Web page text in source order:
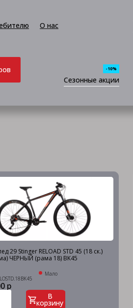
О нас
Сезонные акции
-10%
29 Stinger RELOAD STD 45 (18 ск.)
ЧЕРНЫЙ (рама 18) BK45
Мало
р
В
корзину